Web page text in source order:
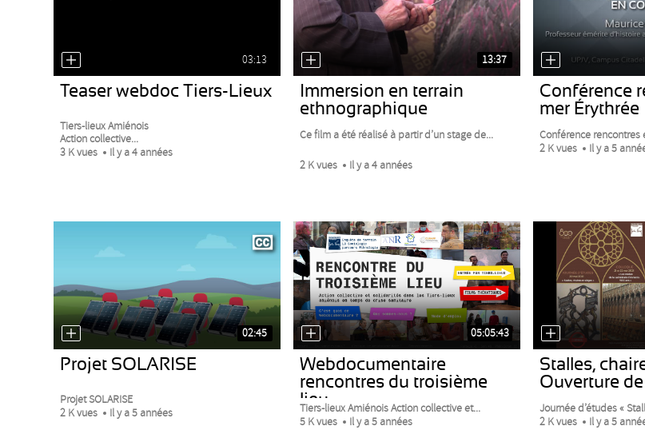
03:13
Teaser webdoc Tiers-Lieux
Tiers-lieux Amiénois
Action collective...
3 K vues
Il y a 4 années
13:37
Immersion en terrain
ethnographique
Ce film a été réalisé à partir d’un stage de...
2 K vues Il y a 4 années
Conférence
mer Érythrée
Conférence rencontres
2 K vues
Il y a 5
02:45
Projet SOLARISE
Projet SOLARISE
2 K vues
Il y a 5 années
05:05:43
Webdocumentaire
rencontres du troisième
lieu
Tiers-lieux Amiénois Action collective et...
5 K vues
Il y a 5 années
Stalles,
Ouverture de
Journée d’études «
2 K vues
Il y a 5